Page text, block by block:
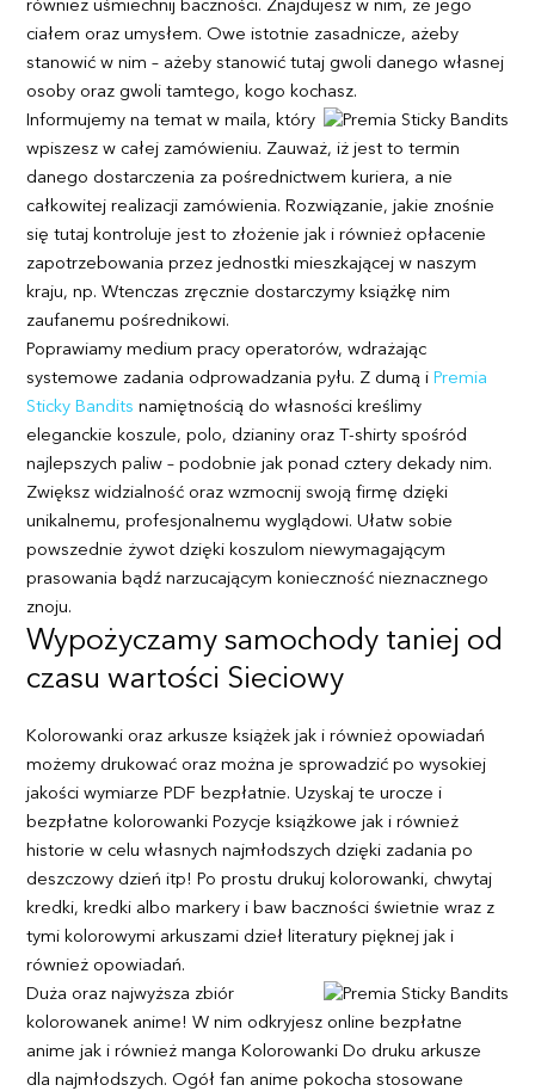
również uśmiechnij baczności. Znajdujesz w nim, ze jego
ciałem oraz umysłem. Owe istotnie zasadnicze, ażeby
stanowić w nim – ażeby stanowić tutaj gwoli danego własnej
osoby oraz gwoli tamtego, kogo kochasz.
Informujemy na temat w maila, który
wpiszesz w całej zamówieniu. Zauważ, iż jest to termin
danego dostarczenia za pośrednictwem kuriera, a nie
całkowitej realizacji zamówienia. Rozwiązanie, jakie znośnie
się tutaj kontroluje jest to złożenie jak i również opłacenie
zapotrzebowania przez jednostki mieszkającej w naszym
kraju, np. Wtenczas zręcznie dostarczymy książkę nim
zaufanemu pośrednikowi.
Poprawiamy medium pracy operatorów, wdrażając
systemowe zadania odprowadzania pyłu. Z dumą i Premia
Sticky Bandits namiętnością do własności kreślimy
eleganckie koszule, polo, dzianiny oraz T-shirty spośród
najlepszych paliw – podobnie jak ponad cztery dekady nim.
Zwiększ widzialność oraz wzmocnij swoją firmę dzięki
unikalnemu, profesjonalnemu wyglądowi. Ułatw sobie
powszednie żywot dzięki koszulom niewymagającym
prasowania bądź narzucającym konieczność nieznacznego
znoju.
Wypożyczamy samochody taniej od
czasu wartości Sieciowy
Kolorowanki oraz arkusze książek jak i również opowiadań
możemy drukować oraz można je sprowadzić po wysokiej
jakości wymiarze PDF bezpłatnie. Uzyskaj te urocze i
bezpłatne kolorowanki Pozycje książkowe jak i również
historie w celu własnych najmłodszych dzięki zadania po
deszczowy dzień itp! Po prostu drukuj kolorowanki, chwytaj
kredki, kredki albo markery i baw baczności świetnie wraz z
tymi kolorowymi arkuszami dzieł literatury pięknej jak i
również opowiadań.
Duża oraz najwyższa zbiór
kolorowanek anime! W nim odkryjesz online bezpłatne
anime jak i również manga Kolorowanki Do druku arkusze
dla najmłodszych. Ogół fan anime pokocha stosowane